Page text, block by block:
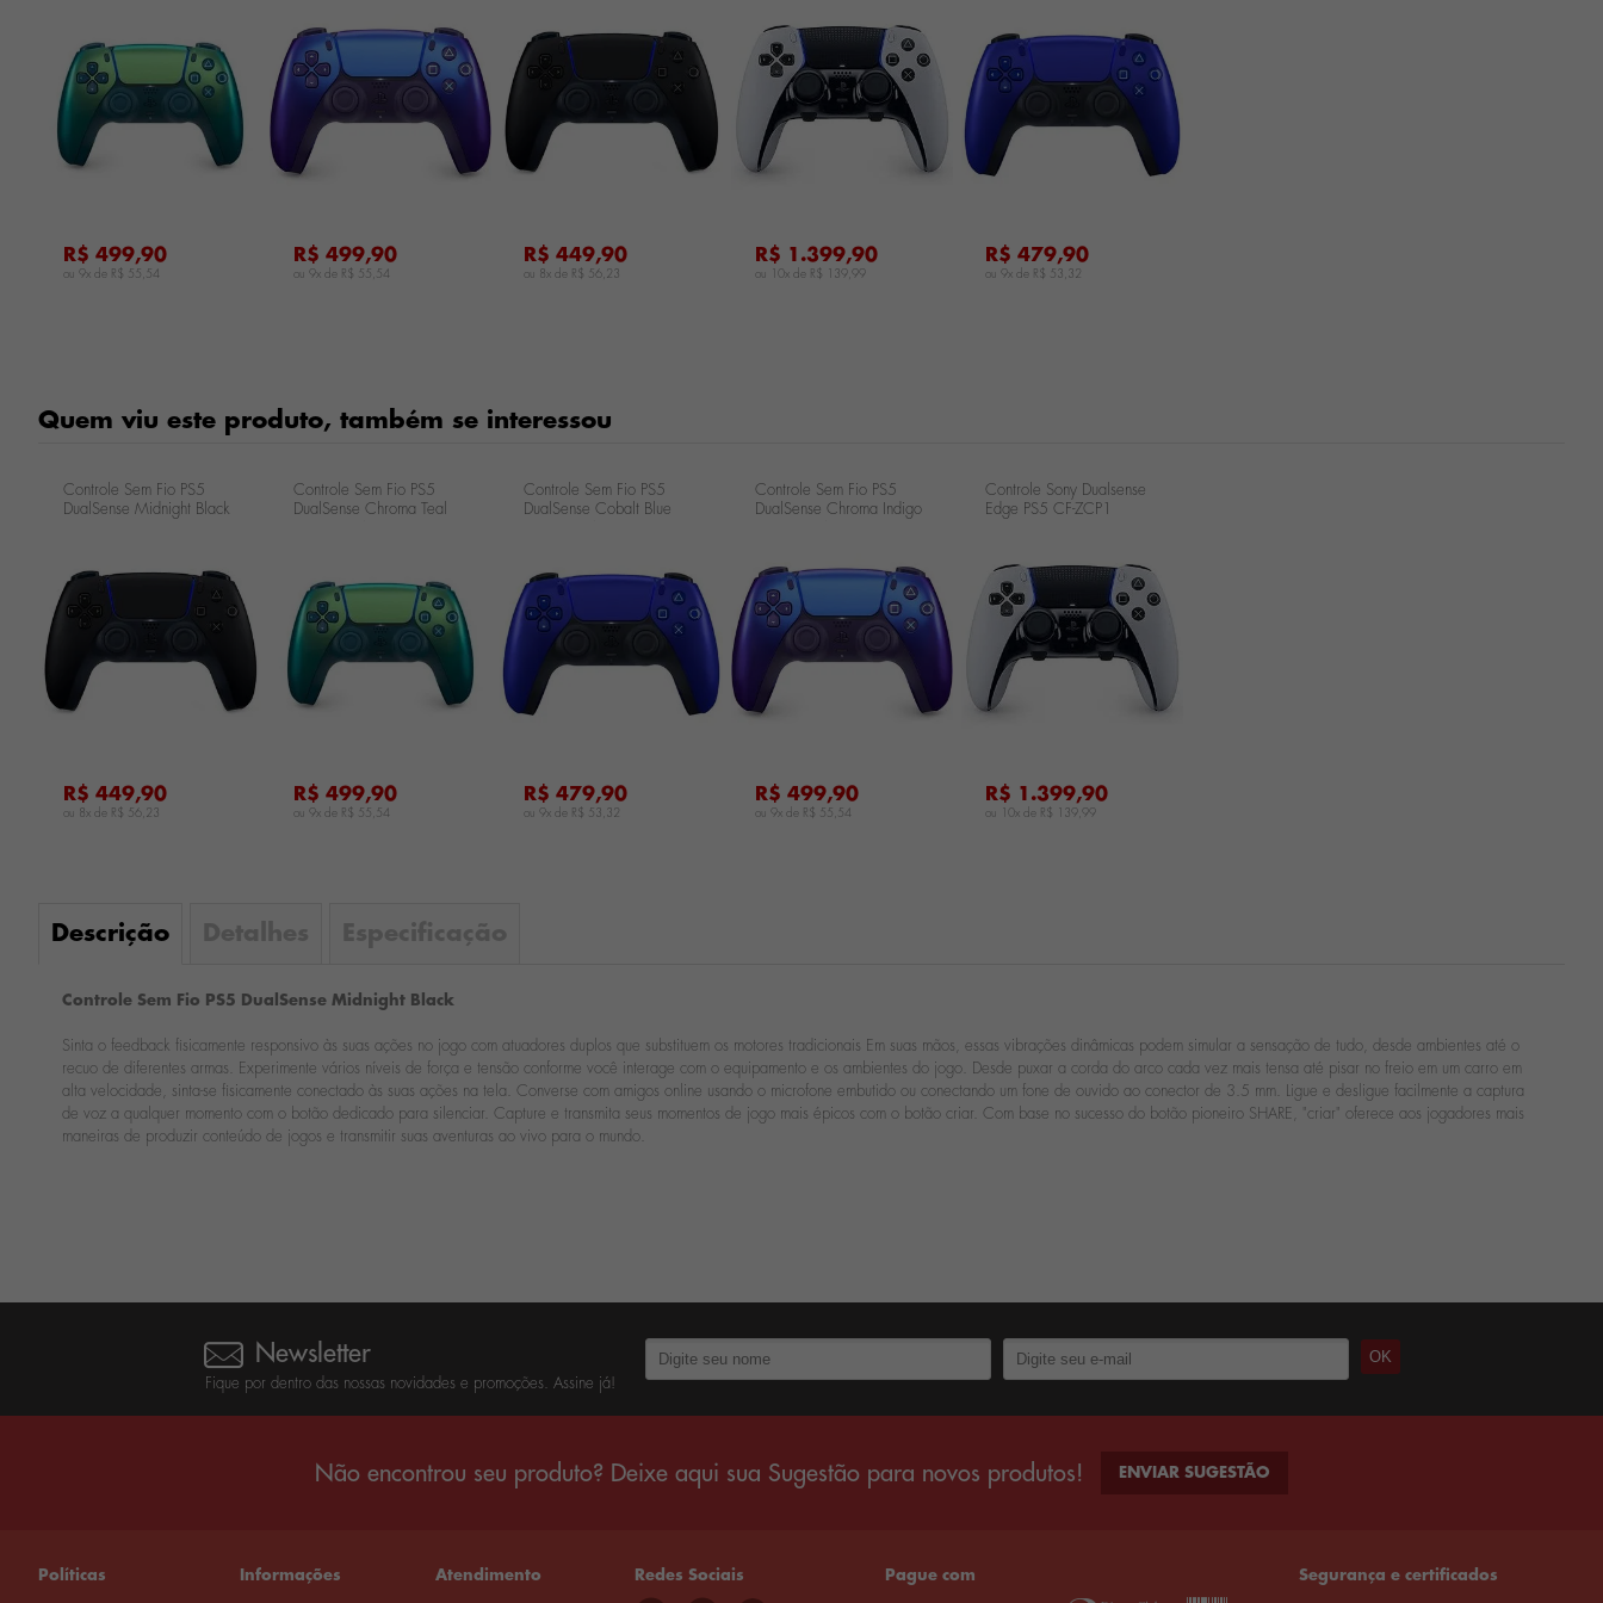
R$ 499,90
ou 9x de R$ 55,54
R$ 499,90
ou 9x de R$ 55,54
R$ 449,90
ou 8x de R$ 56,23
R$ 1.399,90
ou 10x de R$ 139,99
R$ 479,90
ou 9x de R$ 53,32
Quem viu este produto, também se interessou
Controle Sem Fio PS5
DualSense Midnight Black
R$ 449,90
ou 8x de R$ 56,23
Controle Sem Fio PS5
DualSense Chroma Teal
R$ 499,90
ou 9x de R$ 55,54
Controle Sem Fio PS5
DualSense Cobalt Blue
R$ 479,90
ou 9x de R$ 53,32
Controle Sem Fio PS5
DualSense Chroma Indigo
R$ 499,90
ou 9x de R$ 55,54
Controle Sony Dualsense
Edge PS5 CF-ZCP1
R$ 1.399,90
ou 10x de R$ 139,99
Descrição
Controle Sem Fio PS5 DualSense Midnight Black
Sinta o feedback fisicamente responsivo às suas ações no jogo com atuadores duplos que substituem os motores tradicionais Em suas mãos, essas vibrações dinâmicas podem simular a sensação de tudo, desde ambientes até o
recuo de diferentes armas. Experimente vários níveis de força e tensão conforme você interage com o equipamento e os ambientes do jogo. Desde puxar a corda do arco cada vez mais tensa até pisar no freio em um carro em
alta velocidade, sinta-se fisicamente conectado às suas ações na tela. Converse com amigos online usando o microfone embutido ou conectando um fone de ouvido ao conector de 3.5 mm. Ligue e desligue facilmente a captura
de voz a qualquer momento com o botão dedicado para silenciar. Capture e transmita seus momentos de jogo mais épicos com o botão criar. Com base no sucesso do botão pioneiro SHARE, "criar" oferece aos jogadores mais
maneiras de produzir conteúdo de jogos e transmitir suas aventuras ao vivo para o mundo.
Detalhes Especificação
Newsletter
Fique por dentro das nossas novidades e promoções. Assine já!
Não encontrou seu produto? Deixe aqui sua Sugestão para novos produtos! ENVIAR SUGESTÃO
Políticas Informações Atendimento Redes Sociais Pague com Segurança e certificados